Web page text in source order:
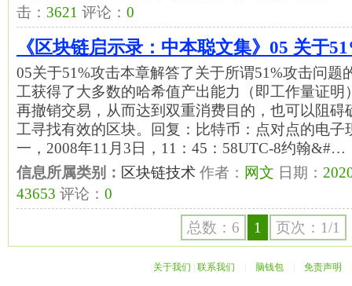
击： 3621 评论： 0
《区块链启示录：中本聪文集》05 关于
05关于51%攻击本章解答了关于所谓51%攻击问题
工获得了大多数的哈希值产出能力（即工作量证明
再撤销交易，从而达到双重消费目的，也可以阻碍
工寻找有效的区块。回复：比特币：点对点的电子
一，2008年11月3日，11：45：58UTC-8约翰&#…
信息所属类别： 区块链技术 作者： 网文 日期：
43653 评论： 0
总数：6 1 页次：1/1
关于我们 联系我们 脑钱包 免责声明